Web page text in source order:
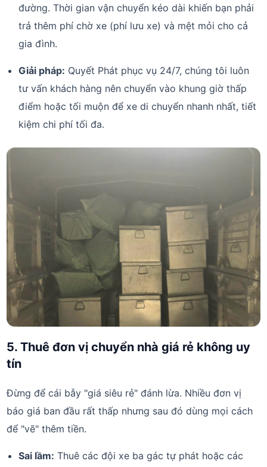
đường. Thời gian vận chuyển kéo dài khiến bạn phải
trả thêm phí chờ xe (phí lưu xe) và mệt mỏi cho cả
gia đình.
Giải pháp: Quyết Phát phục vụ 24/7, chúng tôi luôn
tư vấn khách hàng nên chuyển vào khung giờ thấp
điểm hoặc tối muộn để xe di chuyển nhanh nhất, tiết
kiệm chi phí tối đa.
5. Thuê đơn vị chuyển nhà giá rẻ không uy
tín
Đừng để cái bẫy "giá siêu rẻ" đánh lừa. Nhiều đơn vị
báo giá ban đầu rất thấp nhưng sau đó dùng mọi cách
để "vẽ" thêm tiền.
Sai lầm: Thuê các đội xe ba gác tự phát hoặc các